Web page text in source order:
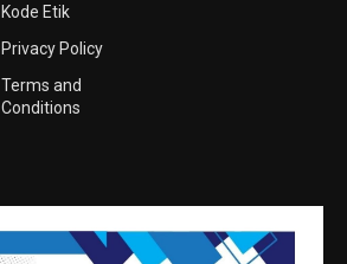
Kode Etik
Privacy Policy
Terms and
Conditions